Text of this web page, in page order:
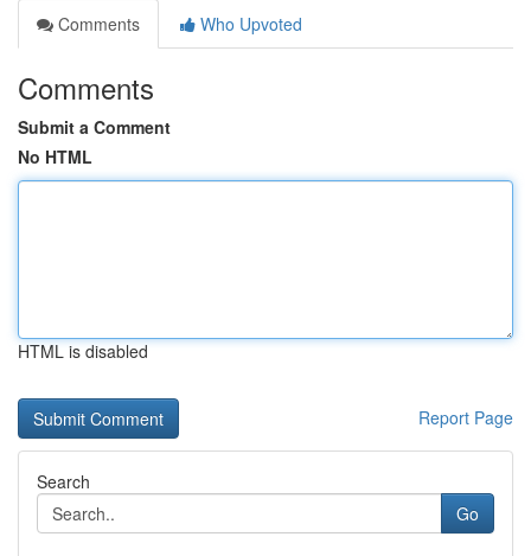
Comments
Who Upvoted
Comments
Submit a Comment
No HTML
HTML is disabled
Report Page
Search
Go